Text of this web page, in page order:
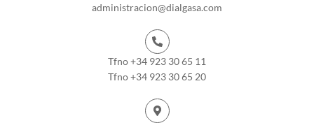
administracion@dialgasa.com
Tfno +34 923 30 65 11
Tfno +34 923 30 65 20